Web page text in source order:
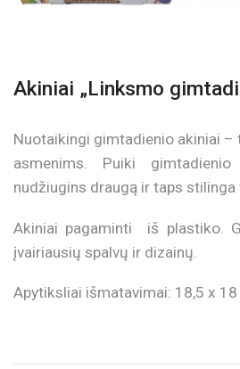
Akiniai „Linksmo
Nuotaikingi gimtadienio akiniai –
asmenims. Puiki
nudžiugins draugą ir taps
Akiniai pagaminti iš plastiko.
įvairiausių spalvų ir dizainų.
Apytiksliai išmatavimai: 18,5 x 18